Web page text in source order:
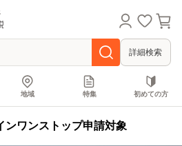
詳細検索
地域 特集 初めての方
ンワンストップ申請対象